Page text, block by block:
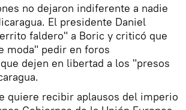
no dejaron indiferente a nadie
El presidente Daniel
faldero" a Boric y criticó que
moda" pedir en foros
dejen en libertad a los "presos
quiere recibir aplausos del imperio